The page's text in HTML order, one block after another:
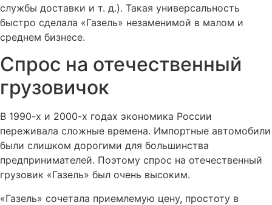
службы доставки и т. д.). Такая универсальность
быстро сделала «Газель» незаменимой в малом и
среднем бизнесе.
Спрос на отечественный
грузовичок
В 1990-х и 2000-х годах экономика России
переживала сложные времена. Импортные автомобили
были слишком дорогими для большинства
предпринимателей. Поэтому спрос на отечественный
грузовик «Газель» был очень высоким.
«Газель» сочетала приемлемую цену, простоту в